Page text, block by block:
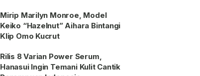
Mirip Marilyn Monroe, Model
Keiko “Hazelnut” Aihara Bintangi
Klip Omo Kucrut
Rilis 8 Varian Power Serum,
Hanasui Ingin Temani Kulit Cantik